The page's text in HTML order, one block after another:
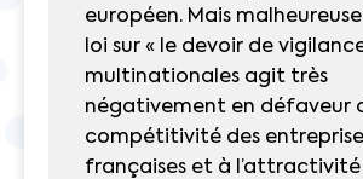
européen. Mais
loi sur « le devoir de
multinationales agit très
négativement en défaveur
compétitivité des
françaises et à l’attractivité